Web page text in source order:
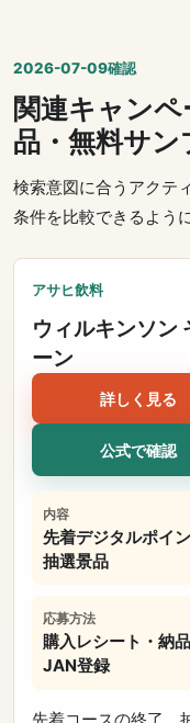
2026-07-09確認
関連キャン
品・無料サン
検索意図に合うアクテ
条件を比較できるよう
アサヒ飲料
ウィルキンソン
ーン
詳しく見る
公式で確認
内容
先着デジタルポイン
抽選景品
応募方法
購入レシート・納
JAN登録